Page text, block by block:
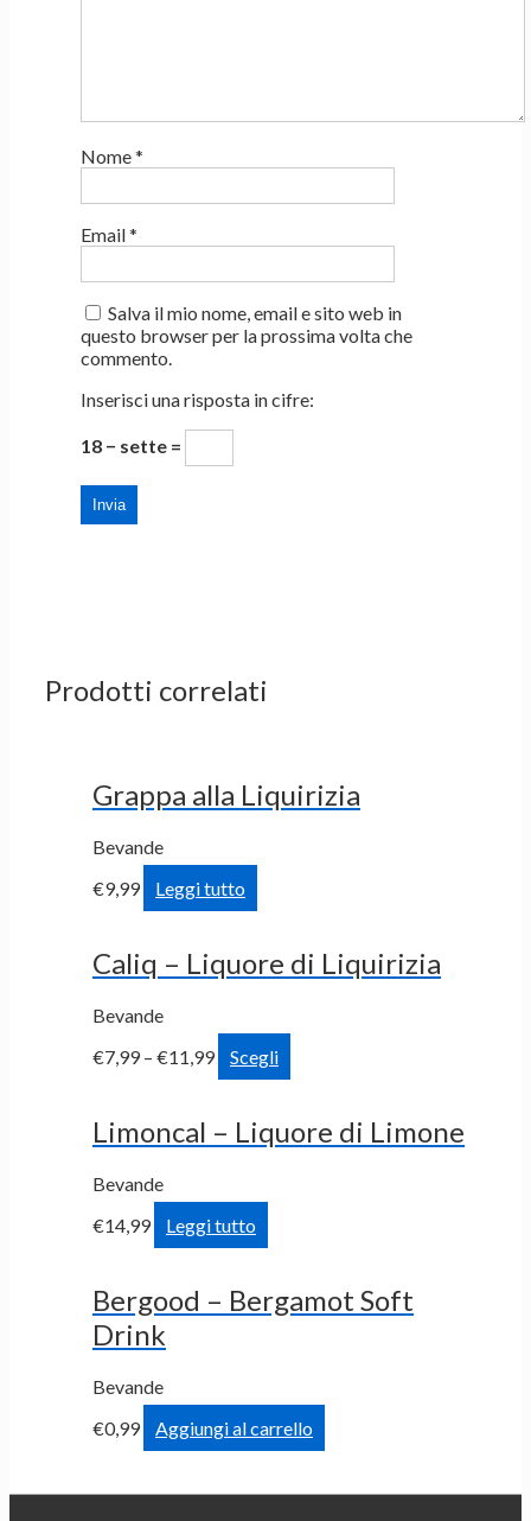
Nome*
Email*
Salva il mio nome, email e sito web in
questo browser per la prossima volta che
commento.
Inserisci una risposta in cifre:
18 − sette =
Prodotti correlati
Grappa alla Liquirizia
Bevande
€9,99 Leggi tutto
Caliq – Liquore di Liquirizia
Bevande
€7,99– €11,99 Scegli
Limoncal – Liquore di Limone
Bevande
€14,99 Leggi tutto
Bergood – Bergamot Soft
Drink
Bevande
€0,99 Aggiungi al carrello